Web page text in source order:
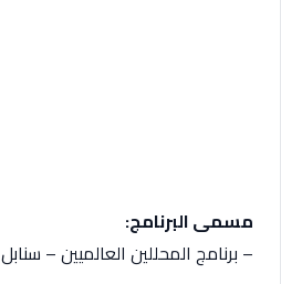
مسمى البرنامج:
– برنامج المحللين العالميين – سنابل 2024.